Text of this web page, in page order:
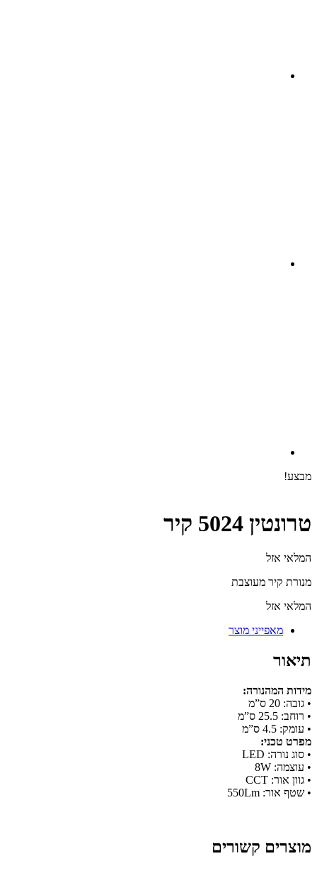
מבצע!
טרונטין 5024 קיר
המלאי אזל
מנורת קיר מעוצבת
המלאי אזל
מאפייני מוצר
תיאור
מידות המהנורה:
• גובה: 20 ס”מ
• רוחב: 25.5 ס”מ
• עומק: 4.5 ס”מ
מפרט טכני:
• סוג נורה: LED
• עוצמה: 8W
• גוון אור: CCT
• שטף אור: 550Lm
מוצרים קשורים